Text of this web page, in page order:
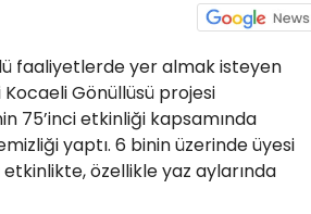
faaliyetlerde yer almak isteyen
Gönüllüsü projesi
75’inci etkinliği kapsamında
yaptı. 6 binin üzerinde üyesi
özellikle yaz aylarında